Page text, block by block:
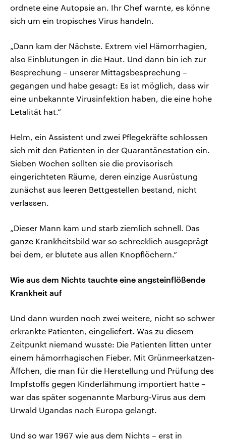
ordnete eine Autopsie an. Ihr Chef warnte, es könne
sich um ein tropisches Virus handeln.
„Dann kam der Nächste. Extrem viel Hämorrhagien,
also Einblutungen in die Haut. Und dann bin ich zur
Besprechung – unserer Mittagsbesprechung –
gegangen und habe gesagt: Es ist möglich, dass wir
eine unbekannte Virusinfektion haben, die eine hohe
Letalität hat.“
Helm, ein Assistent und zwei Pflegekräfte schlossen
sich mit den Patienten in der Quarantänestation ein.
Sieben Wochen sollten sie die provisorisch
eingerichteten Räume, deren einzige Ausrüstung
zunächst aus leeren Bettgestellen bestand, nicht
verlassen.
„Dieser Mann kam und starb ziemlich schnell. Das
ganze Krankheitsbild war so schrecklich ausgeprägt
bei dem, er blutete aus allen Knopflöchern.“
Wie aus dem Nichts tauchte eine angsteinflößende
Krankheit auf
Und dann wurden noch zwei weitere, nicht so schwer
erkrankte Patienten, eingeliefert. Was zu diesem
Zeitpunkt niemand wusste: Die Patienten litten unter
einem hämorrhagischen Fieber. Mit Grünmeerkatzen-
Äffchen, die man für die Herstellung und Prüfung des
Impfstoffs gegen Kinderlähmung importiert hatte –
war das später sogenannte Marburg-Virus aus dem
Urwald Ugandas nach Europa gelangt.
Und so war 1967 wie aus dem Nichts – erst in